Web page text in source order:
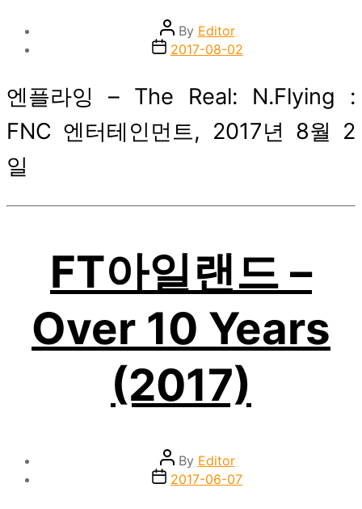
Post
author
By Editor
Post2017-08-02
엔플라잉 – The Real: N.Flying :
FNC 엔터테인먼트, 2017년 8월 2
일
FT아일랜드 –
Over 10 Years
(2017)
Post
author
By Editor
Post2017-06-07